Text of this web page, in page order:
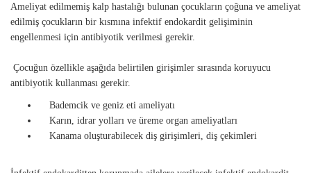
Ameliyat edilmemiş kalp hastalığı bulunan çocukların çoğuna ve ameliyat
edilmiş çocukların bir kısmına infektif endokardit gelişiminin
engellenmesi için antibiyotik verilmesi gerekir.
Çocuğun özellikle aşağıda belirtilen girişimler sırasında koruyucu
antibiyotik kullanması gerekir.
Bademcik ve geniz eti ameliyatı
Karın, idrar yolları ve üreme organ ameliyatları
Kanama oluşturabilecek diş girişimleri, diş çekimleri